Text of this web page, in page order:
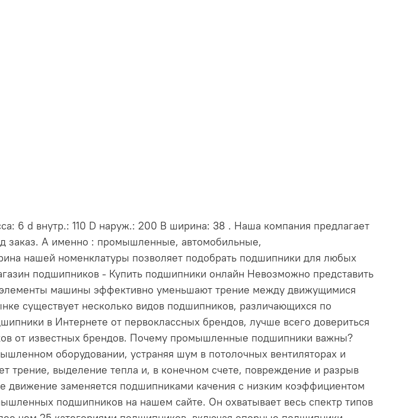
6 d внутр.: 110 D наруж.: 200 В ширина: 38 . Наша компания предлагает
заказ. А именно : промышленные, автомобильные,
нашей номенклатуры позволяет подобрать подшипники для любых
подшипников - Купить подшипники онлайн Невозможно представить
машины эффективно уменьшают трение между движущимися
существует несколько видов подшипников, различающихся по
в Интернете от первоклассных брендов, лучше всего довериться
от известных брендов. Почему промышленные подшипники важны?
оборудовании, устраняя шум в потолочных вентиляторах и
трение, выделение тепла и, в конечном счете, повреждение и разрыв
движение заменяется подшипниками качения с низким коэффициентом
подшипников на нашем сайте. Он охватывает весь спектр типов